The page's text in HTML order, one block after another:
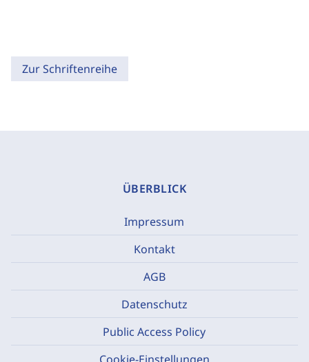
Zur Schriftenreihe
ÜBERBLICK
Impressum
Kontakt
AGB
Datenschutz
Public Access Policy